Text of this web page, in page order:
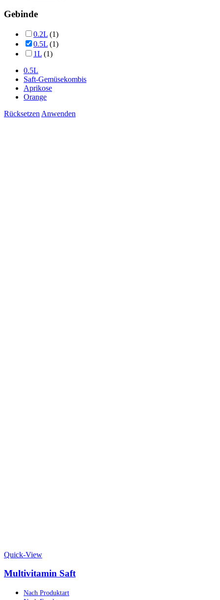
Gebinde
0.2L (1)
0.5L (1)
1L (1)
0.5L
Saft-Gemüsekombis
Aprikose
Orange
Rücksetzen Anwenden
Quick-View
Multivitamin Saft
Nach Produktart